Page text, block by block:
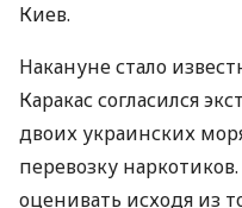
Киев.
Накануне стало
Каракас согласился
двоих украинских
перевозку
оценивать исходя из